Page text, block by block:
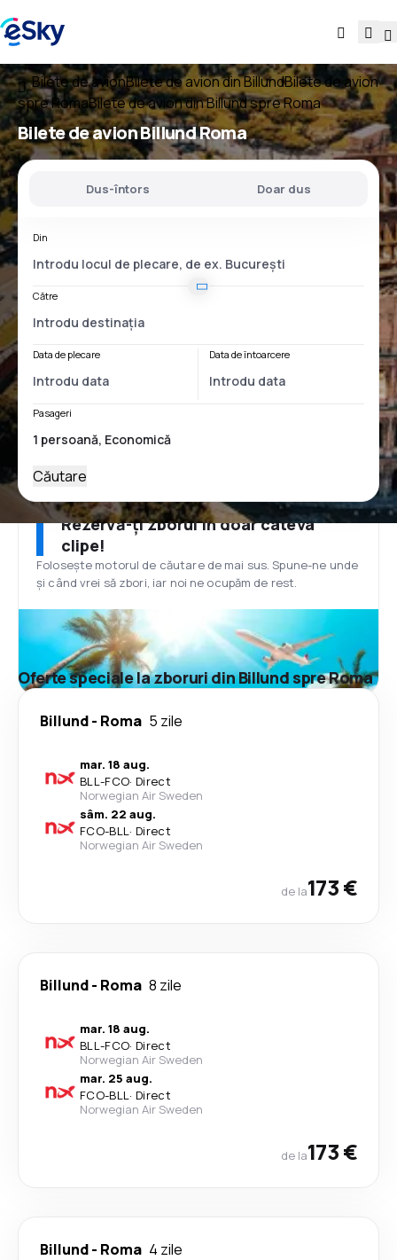
Bilete de avionBilete de avion din BillundBilete de avion
spre RomaBilete de avion din Billund spre Roma
Bilete de avionBillund Roma
Dus-întors Doar dus
Din
Către
Data de plecare Data de întoarcere
Pasageri
Căutare
Rezervă-ți zborul în doar câteva
clipe!
Folosește motorul de căutare de mai sus. Spune-ne unde
și când vrei să zbori, iar noi ne ocupăm de rest.
Oferte speciale la zboruri din Billund spre Roma
Billund- Roma 5 zile
mar. 18 aug.
BLL-FCO· Direct
Norwegian Air Sweden
sâm. 22 aug.
FCO-BLL· Direct
Norwegian Air Sweden
de la173 €
Billund- Roma 8 zile
mar. 18 aug.
BLL-FCO· Direct
Norwegian Air Sweden
mar. 25 aug.
FCO-BLL· Direct
Norwegian Air Sweden
de la173 €
Billund- Roma 4 zile